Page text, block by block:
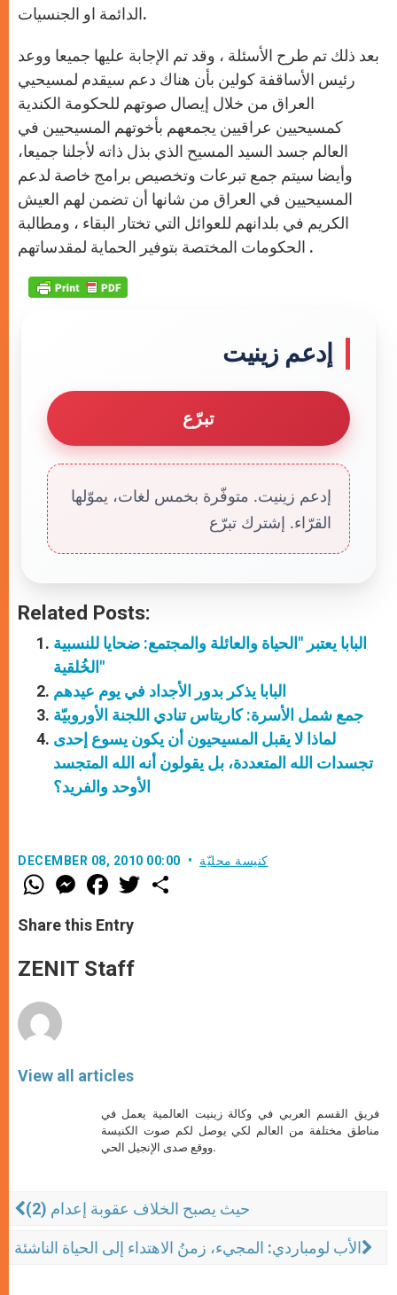
الدائمة او الجنسيات.
بعد ذلك تم طرح الأسئلة ، وقد تم الإجابة عليها جميعا ووعد
رئيس الأساقفة كولين بأن هناك دعم سيقدم لمسيحيي
العراق من خلال إيصال صوتهم للحكومة الكندية
كمسيحيين عراقيين يجمعهم بأخوتهم المسيحيين في
العالم جسد السيد المسيح الذي بذل ذاته لأجلنا جميعا،
وأيضا سيتم جمع تبرعات وتخصيص برامج خاصة لدعم
المسيحيين في العراق من شانها أن تضمن لهم العيش
الكريم في بلدانهم للعوائل التي تختار البقاء ، ومطالبة
الحكومات المختصة بتوفير الحماية لمقدساتهم .
إدعم زينيت
تبرّع
إدعم زينيت. متوفّرة بخمس لغات، يموّلها
القرّاء. إشترك تبرّع
Related Posts:
البابا يعتبر "الحياة والعائلة والمجتمع: ضحايا للنسبية
الخُلقية"
البابا يذكر بدور الأجداد في يوم عيدهم
جمع شمل الأسرة: كاريتاس تنادي اللجنة الأوروبيّة
لماذا لا يقبل المسيحيون أن يكون يسوع إحدى
تجسدات الله المتعددة، بل يقولون أنه الله المتجسد
الأوحد والفريد؟
DECEMBER 08, 2010 00:00 كنيسة محليّة
W
h
t
s
p
p
M
e
s
e
g
e
F
a
e
b
o
k
w
Share this Entry
ZENIT Staff
View all articles
فريق القسم العربي في وكالة زينيت العالمية يعمل في
مناطق مختلفة من العالم لكي يوصل لكم صوت الكنيسة
ووقع صدى الإنجيل الحي.
حيث يصبح الخلاف عقوبة إعدام (2)
الأب لومباردي: المجيء، زمنُ الاهتداء إلى الحياة الناشئة